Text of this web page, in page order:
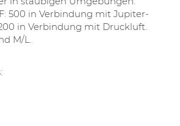
500 in Verbindung mit Jupiter-
in Verbindung mit Druckluft.
M/L.